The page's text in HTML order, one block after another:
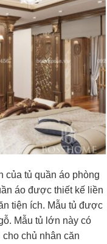
của tủ quần áo phòng
áo được thiết kế liền
tiện ích. Mẫu tủ được
Mẫu tủ lớn này có
chủ nhân căn